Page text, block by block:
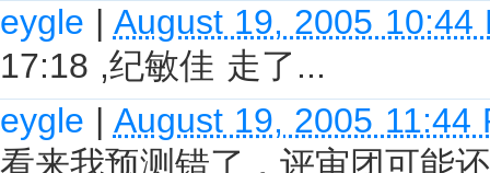
eygle | August 19, 2005 10:44
17:18 ,纪敏佳 走了...
eygle | August 19, 2005 11:44
看来我预测错了，评审团可能